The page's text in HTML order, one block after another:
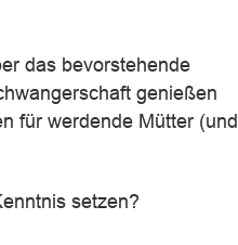
das bevorstehende
genießen
für werdende Mütter (und
setzen?